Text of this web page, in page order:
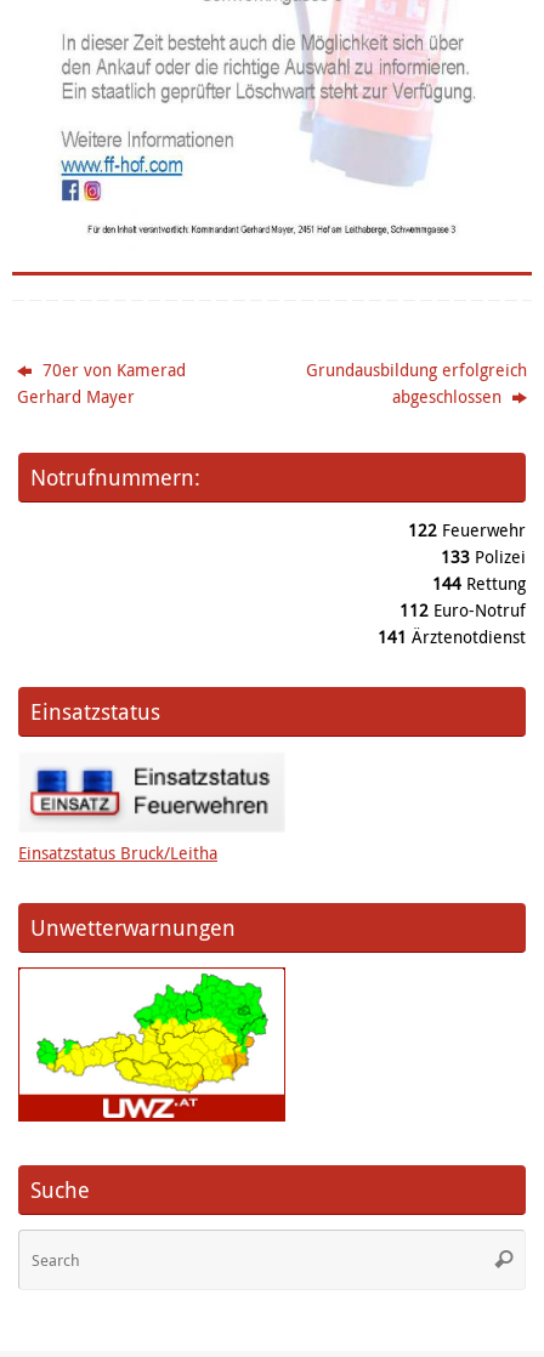
70er von Kamerad
Gerhard Mayer
Grundausbildung erfolgreich
abgeschlossen
Notrufnummern:
122 Feuerwehr
133 Polizei
144 Rettung
112 Euro-Notruf
141 Ärztenotdienst
Einsatzstatus
Einsatzstatus Bruck/Leitha
Unwetterwarnungen
Suche